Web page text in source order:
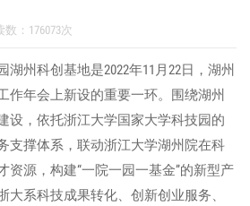
数：176073次
州科创基地是2022年11月22日，湖州
作年会上新设的重要一环。围绕湖州
设，依托浙江大学国家大学科技园的
支撑体系，联动浙江大学湖州院在科
资源，构建“一院一园一基金”的新型产
大系科技成果转化、创新创业服务、